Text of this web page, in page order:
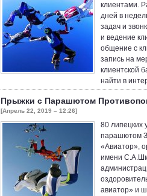
клиентами.
дней в
задач и
и ведение
общение с
запись на
клиентской
найти в
Прыжки с Парашютом
[Апрель 22, 2019 – 12:26]
80 липецких
парашютом
«Авиатор»,
имени
авиатор» и